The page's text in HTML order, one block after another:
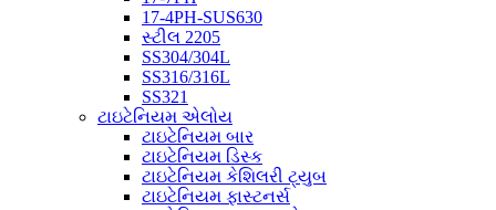
17-4PH-SUS630
સ્ટીલ 2205
SS304/304L
SS316/316L
SS321
ટાઇટેનિયમ એલોય
ટાઇટેનિયમ બાર
ટાઇટેનિયમ ડિસ્ક
ટાઇટેનિયમ કેશિલરી ટ્યુબ
ટાઇટેનિયમ ફાસ્ટનર્સ